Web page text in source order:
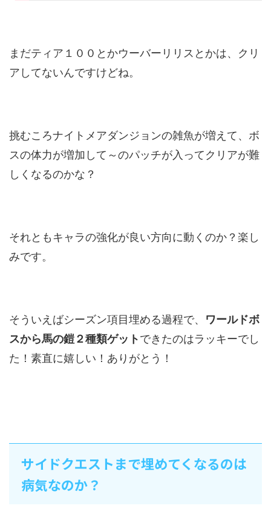
まだティア１００とかウーバーリリスとかは、クリ
アしてないんですけどね。
挑むころナイトメアダンジョンの雑魚が増えて、ボ
スの体力が増加して～のパッチが入ってクリアが難
しくなるのかな？
それともキャラの強化が良い方向に動くのか？楽し
みです。
そういえばシーズン項目埋める過程で、 ワールドボ
スから馬の鎧２種類ゲットできたのはラッキーでし
た！素直に嬉しい！ありがとう！
サイドクエストまで埋めてくなるのは
病気なのか？